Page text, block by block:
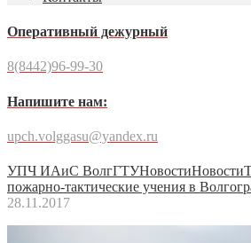
Оперативный дежурный
8(8442)96-99-30
Напишите нам:
upch.volggasu@yandex.ru
УПЧ ИАиС ВолгГТУНовостиНовости
пожарно-тактические учения в
28.11.2017